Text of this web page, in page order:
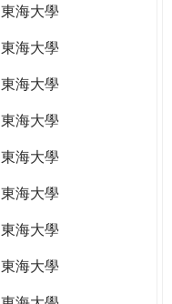
東海大學
東海大學
東海大學
東海大學
東海大學
東海大學
東海大學
東海大學